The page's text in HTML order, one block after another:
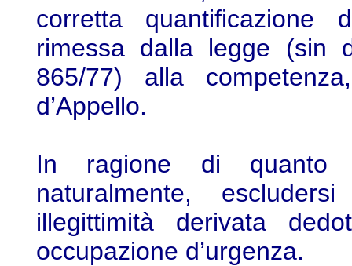
corretta quantificazione
rimessa dalla legge (sin
865/77) alla
d’Appello.
In ragione di quanto
naturalmente,
illegittimità derivata
occupazione d’urgenza.